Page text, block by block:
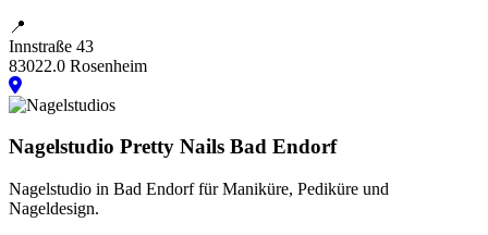
📍
Innstraße 43
83022.0 Rosenheim
Nagelstudio Pretty Nails Bad Endorf
Nagelstudio in Bad Endorf für Maniküre, Pediküre und
Nageldesign.